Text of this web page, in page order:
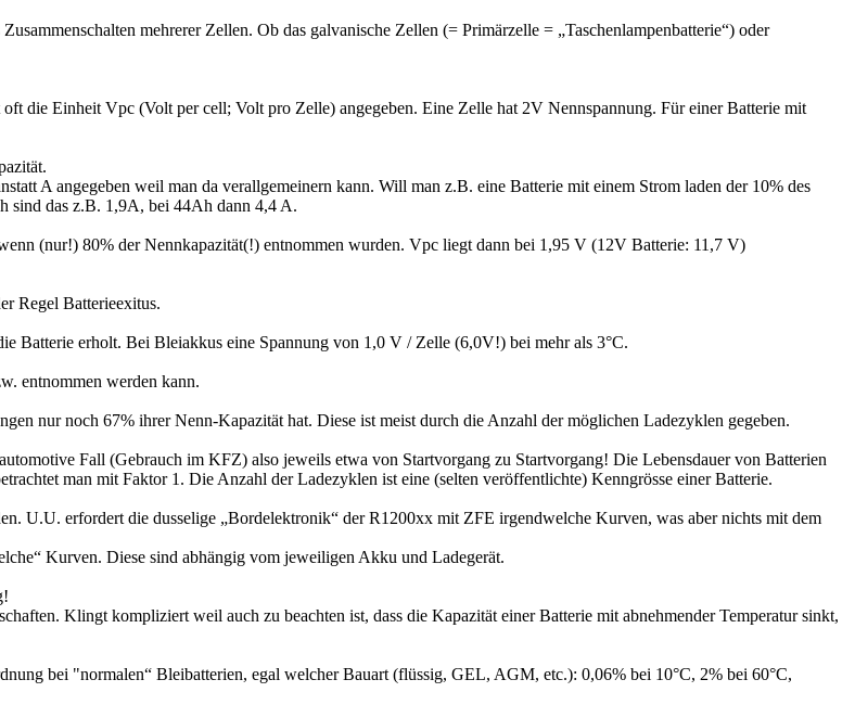
mehrerer Zellen. Ob das galvanische Zellen (= Primärzelle = „Taschenlampenbatterie“) oder
die Einheit Vpc (Volt per cell; Volt pro Zelle) angegeben. Eine Zelle hat 2V Nennspannung. Für einer Batterie mit
A angegeben weil man da verallgemeinern kann. Will man z.B. eine Batterie mit einem Strom laden der 10% des
sind das z.B. 1,9A, bei 44Ah dann 4,4 A.
(nur!) 80% der Nennkapazität(!) entnommen wurden. Vpc liegt dann bei 1,95 V (12V Batterie: 11,7 V)
Regel Batterieexitus.
Batterie erholt. Bei Bleiakkus eine Spannung von 1,0 V / Zelle (6,0V!) bei mehr als 3°C.
entnommen werden kann.
nur noch 67% ihrer Nenn-Kapazität hat. Diese ist meist durch die Anzahl der möglichen Ladezyklen gegeben.
Fall (Gebrauch im KFZ) also jeweils etwa von Startvorgang zu Startvorgang! Die Lebensdauer von Batterien
man mit Faktor 1. Die Anzahl der Ladezyklen ist eine (selten veröffentlichte) Kenngrösse einer Batterie.
U.U. erfordert die dusselige „Bordelektronik“ der R1200xx mit ZFE irgendwelche Kurven, was aber nichts mit dem
Kurven. Diese sind abhängig vom jeweiligen Akku und Ladegerät.
Klingt kompliziert weil auch zu beachten ist, dass die Kapazität einer Batterie mit abnehmender Temperatur sinkt,
bei "normalen“ Bleibatterien, egal welcher Bauart (flüssig, GEL, AGM, etc.): 0,06% bei 10°C, 2% bei 60°C,